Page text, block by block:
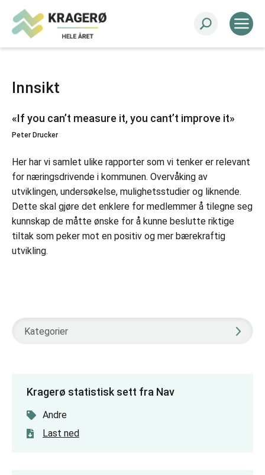
Innsikt
«If you can’t measure it, you cant’t improve it»
Peter Drucker
Her har vi samlet ulike rapporter som vi tenker er relevant
for næringsdrivende i kommunen. Overvåking av
utviklingen, undersøkelse, mulighetsstudier og liknende.
Dette skal gjøre det enklere for medlemmer å tilegne seg
kunnskap de måtte ønske for å kunne beslutte riktige
tiltak som peker mot en positiv og mer bærekraftig
utvikling.
Kategorier
Kragerø statistisk sett fra Nav
Andre
Last ned